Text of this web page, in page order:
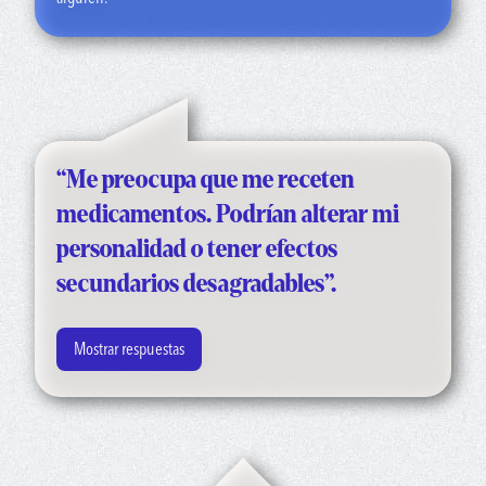
texto para casos de crisis)
disponibles las 24 horas del día, los 7 días de la semana.
También hay apoyo especializado gratuito como la
Veterans
específicos para personas de la
comunidad LGBTQ+
[25][g9][g10]comunidades marginadas. Estos servicios
pueden ayudarte a contactar con un profesional de salud
mental”.
“Me preocupa que me receten
medicamentos. Podrían alterar mi
personalidad o tener efectos
secundarios desagradables”.
Mostrar respuestas
“Los medicamentos pueden salvar vidas, pero tienen mala
beneficiarte, aunque no tiene que ser así, trabajarán juntos